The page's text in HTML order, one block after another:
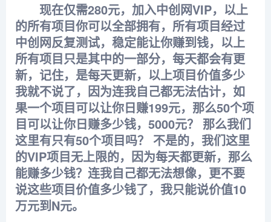
现在仅需280元，加入中创网VIP，以上
的所有项目你可以全部拥有，所有项目经过
中创网反复测试，稳定能让你赚到钱，以上
所有项目只是其中的一部分，每天都会有更
新，记住，是每天更新，以上项目价值多少
我就不说了，因为连我自己都无法估计，如
果一个项目可以让你日赚199元，那么50个项
目可以让你日赚多少钱，5000元？ 那么我们
这里有只有50个项目吗？ 不是的，我们这里
的VIP项目无上限的，因为每天都更新，那么
能赚多少钱？连我自己都无法想像，更不要
说这些项目价值多少钱了，我只能说价值10
万元到N元。